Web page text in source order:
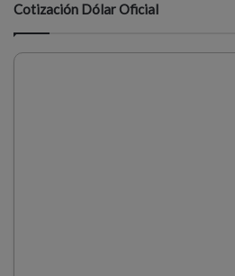
Cotización Dólar Oficial